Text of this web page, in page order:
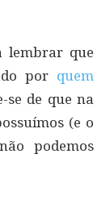
lembrar que
por quem
se de que na
(e o
podemos